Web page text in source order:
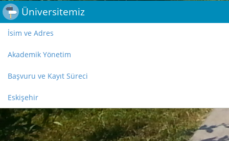
Üniversitemiz
İsim ve Adres
Akademik Yönetim
Başvuru ve Kayıt Süreci
Eskişehir